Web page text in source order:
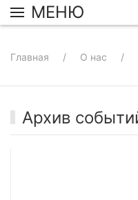
МЕНЮ
Главная О нас
Архив